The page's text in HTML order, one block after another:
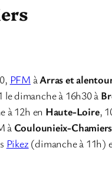
PFM àArras et
le dimanche à 16h30 à
à 12h en Haute-Loire,
à Coulounieix-Chamiers
Pikez (dimanche à 11h)